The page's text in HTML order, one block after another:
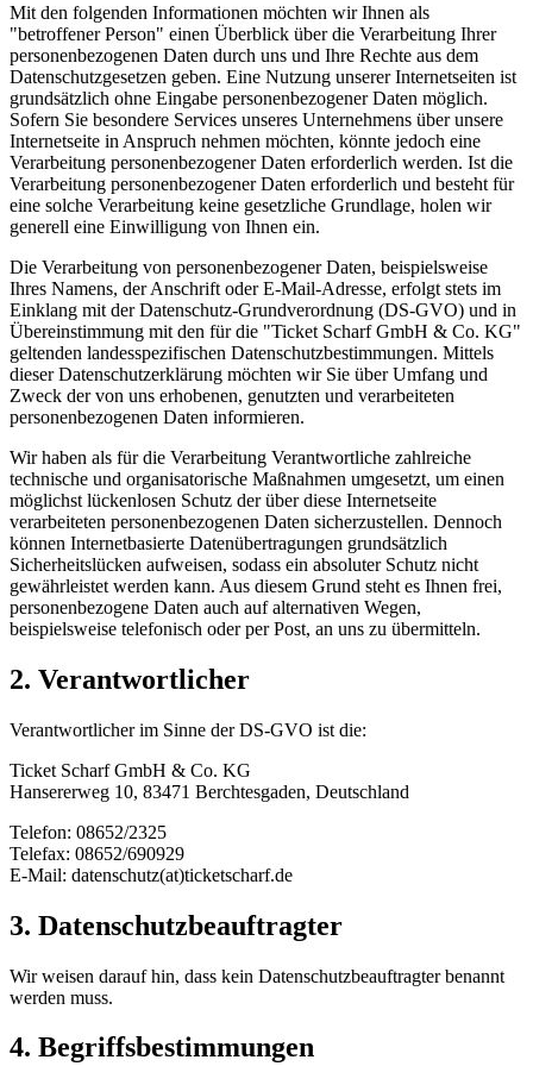
Mit den folgenden Informationen möchten wir Ihnen als
"betroffener Person" einen Überblick über die Verarbeitung Ihrer
personenbezogenen Daten durch uns und Ihre Rechte aus dem
Datenschutzgesetzen geben. Eine Nutzung unserer Internetseiten ist
grundsätzlich ohne Eingabe personenbezogener Daten möglich.
Sofern Sie besondere Services unseres Unternehmens über unsere
Internetseite in Anspruch nehmen möchten, könnte jedoch eine
Verarbeitung personenbezogener Daten erforderlich werden. Ist die
Verarbeitung personenbezogener Daten erforderlich und besteht für
eine solche Verarbeitung keine gesetzliche Grundlage, holen wir
generell eine Einwilligung von Ihnen ein.
Die Verarbeitung von personenbezogener Daten, beispielsweise
Ihres Namens, der Anschrift oder E-Mail-Adresse, erfolgt stets im
Einklang mit der Datenschutz-Grundverordnung (DS-GVO) und in
Übereinstimmung mit den für die "Ticket Scharf GmbH & Co. KG"
geltenden landesspezifischen Datenschutzbestimmungen. Mittels
dieser Datenschutzerklärung möchten wir Sie über Umfang und
Zweck der von uns erhobenen, genutzten und verarbeiteten
personenbezogenen Daten informieren.
Wir haben als für die Verarbeitung Verantwortliche zahlreiche
technische und organisatorische Maßnahmen umgesetzt, um einen
möglichst lückenlosen Schutz der über diese Internetseite
verarbeiteten personenbezogenen Daten sicherzustellen. Dennoch
können Internetbasierte Datenübertragungen grundsätzlich
Sicherheitslücken aufweisen, sodass ein absoluter Schutz nicht
gewährleistet werden kann. Aus diesem Grund steht es Ihnen frei,
personenbezogene Daten auch auf alternativen Wegen,
beispielsweise telefonisch oder per Post, an uns zu übermitteln.
2. Verantwortlicher
Verantwortlicher im Sinne der DS-GVO ist die:
Ticket Scharf GmbH & Co. KG
Hansererweg 10, 83471 Berchtesgaden, Deutschland
Telefon: 08652/2325
Telefax: 08652/690929
E-Mail: datenschutz(at)ticketscharf.de
3. Datenschutzbeauftragter
Wir weisen darauf hin, dass kein Datenschutzbeauftragter benannt
werden muss.
4. Begriffsbestimmungen